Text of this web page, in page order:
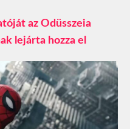
az Odüsszeia
lejárta hozza el